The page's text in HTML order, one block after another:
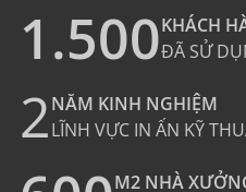
1.500KHÁCH
ĐÃ SỬ
2NĂM KINH NGHIỆM
LĨNH VỰC IN ẤN KỸ
M2 NHÀ